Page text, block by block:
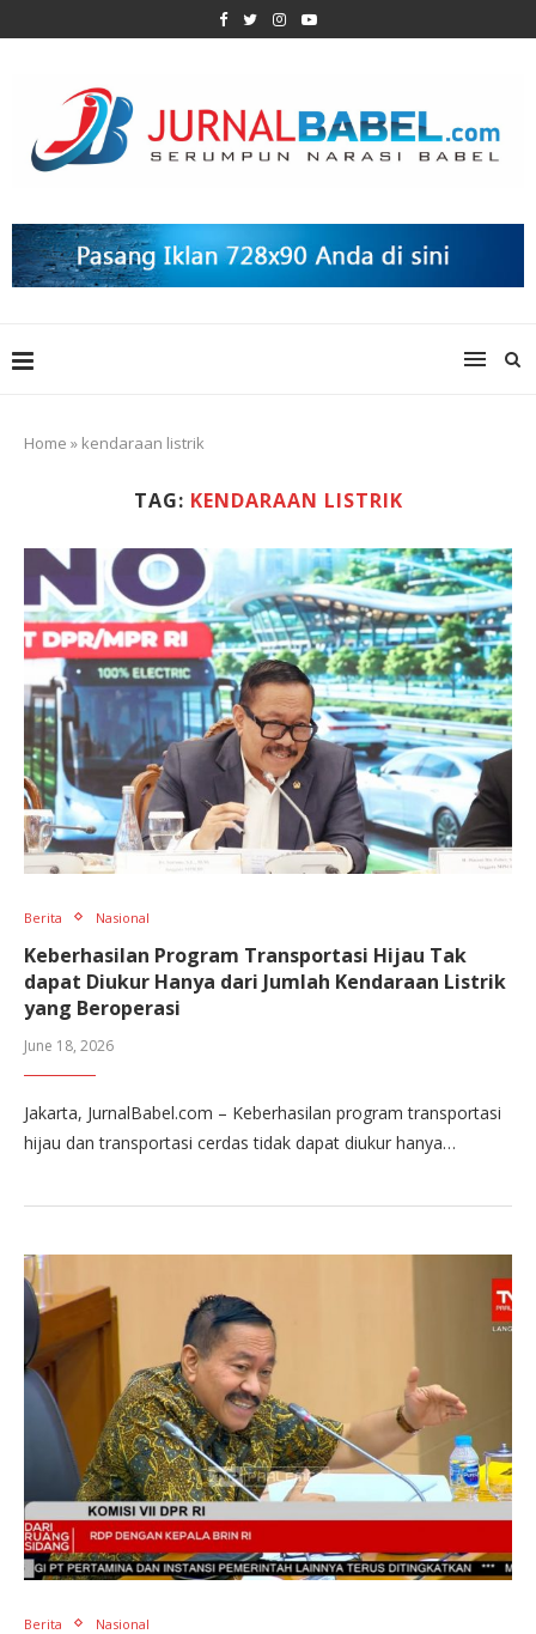
Home » kendaraan listrik
TAG: KENDARAAN LISTRIK
Berita Nasional
Keberhasilan Program Transportasi Hijau Tak
dapat Diukur Hanya dari Jumlah Kendaraan Listrik
yang Beroperasi
June 18, 2026
Jakarta, JurnalBabel.com – Keberhasilan program transportasi
hijau dan transportasi cerdas tidak dapat diukur hanya…
Berita Nasional